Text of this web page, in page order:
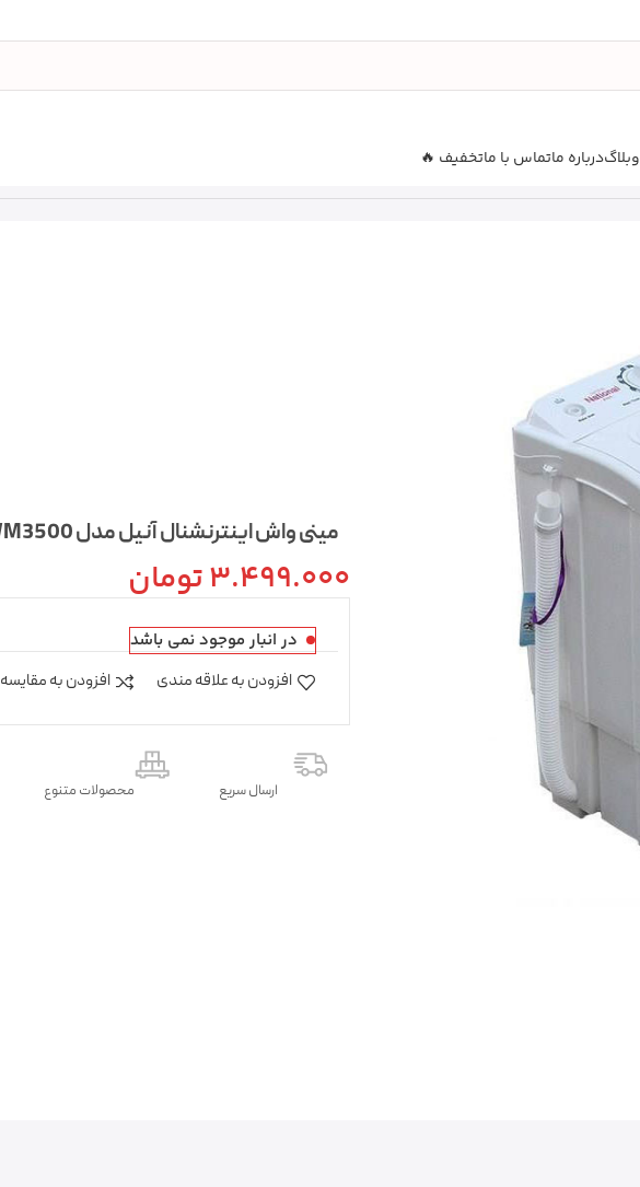
وبلاگدرباره ماتماس با ماتخفیف 🔥
مینی واش اینترنشنال آنیل مدل WM3500 ظرفیت 3.5 کیلوگرم
3.499.000تومان
در انبار موجود نمی باشد
افزودن به علاقه مندی افزودن به مقایسه
ارسال سریع محصولات متنوع